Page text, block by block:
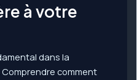
à votre
dans la
comment